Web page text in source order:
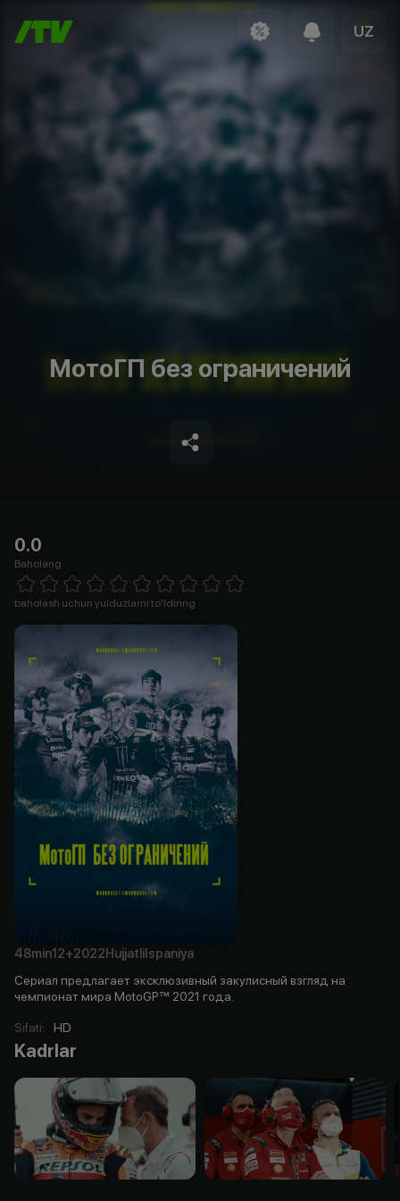
UZ
МотоГП без ограничений
0.0
Baholang
1 Star 2 Stars 3 Stars 4 Stars5 Stars 6 Stars7 Stars8 Stars
baholash uchun yulduzlarni to'ldiring
48min12+2022 Hujjatli Ispaniya
Сериал предлагает эксклюзивный закулисный взгляд на
чемпионат мира MotoGP™ 2021 года.
Sifati: HD
Kadrlar